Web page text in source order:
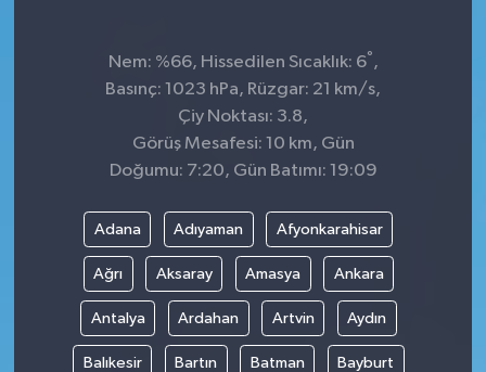
Nem: %66, Hissedilen Sıcaklık: 6° ,
Basınç: 1023 hPa, Rüzgar: 21 km/s,
Çiy Noktası: 3.8,
Görüş Mesafesi: 10 km, Gün
Doğumu: 7:20, Gün Batımı: 19:09
Adana Adıyaman Afyonkarahisar
Ağrı Aksaray Amasya Ankara
Antalya Ardahan Artvin Aydın
Balıkesir Bartın Batman Bayburt